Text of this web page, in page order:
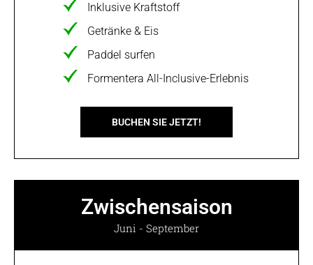
Inklusive Kraftstoff
Getränke & Eis
Paddel surfen
Formentera All-Inclusive-Erlebnis
BUCHEN SIE JETZT!
Zwischensaison
Juni - September